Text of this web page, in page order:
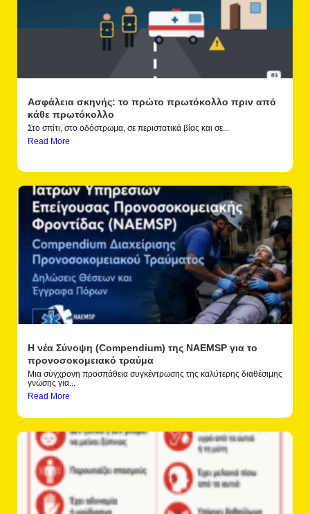
Ασφάλεια σκηνής: το πρώτο πρωτόκολλο πριν από
κάθε πρωτόκολλο
Στο σπίτι, στο οδόστρωμα, σε περιστατικά βίας και σε...
Read More
Η νέα Σύνοψη (Compendium) της NAEMSP για το
προνοσοκομειακό τραύμα
Μια σύγχρονη προσπάθεια συγκέντρωσης της καλύτερης διαθέσιμης
γνώσης για...
Read More